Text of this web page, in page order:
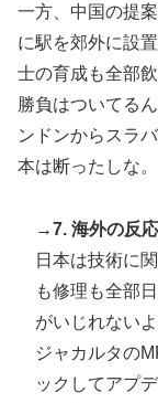
一方、中国の提
に駅を郊外に設
士の育成も全部飲
勝負はついてる
ンドンからスラ
本は断ったしな。
→7. 海外の反応
日本は技術に
も修理も全部
がいじれない
ジャカルタの
ックしてアプ